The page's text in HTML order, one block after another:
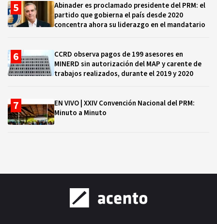
Abinader es proclamado presidente del PRM: el
partido que gobierna el país desde 2020
concentra ahora su liderazgo en el mandatario
CCRD observa pagos de 199 asesores en
MINERD sin autorización del MAP y carente de
trabajos realizados, durante el 2019 y 2020
EN VIVO | XXIV Convención Nacional del PRM:
Minuto a Minuto